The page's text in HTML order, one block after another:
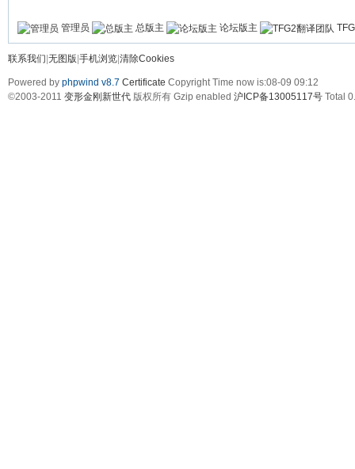
管理员 总版主 论坛版主
联系我们 无图版 手机浏览 清除Cookies
Powered by phpwind v8.7 Certificate Copyright Time now is:08-09 09:12
©2003-2011 变形金刚新世代 版权所有 Gzip enabled 沪ICP备13005117号 Total